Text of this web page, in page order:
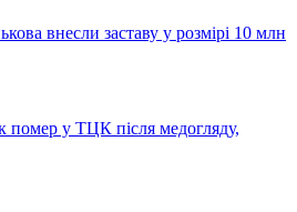
внесли заставу у розмірі 10 млн
у ТЦК після медогляду,